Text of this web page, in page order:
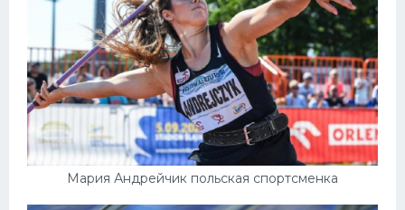
Мария Андрейчик польская спортсменка